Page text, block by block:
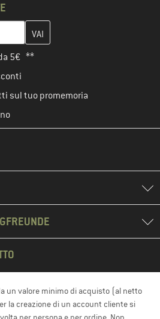
e-mail e crea il tuo account cliente
5€ **
sul tuo promemoria
un valore minimo di acquisto (al netto
la creazione di un account cliente si